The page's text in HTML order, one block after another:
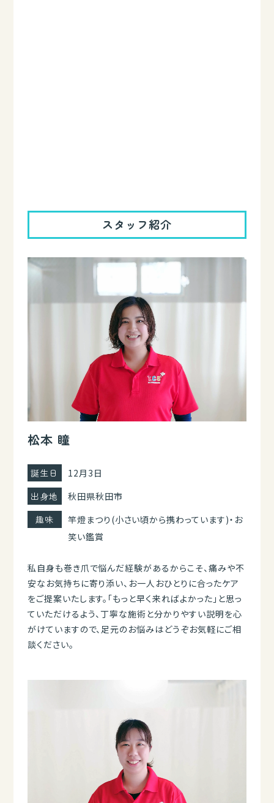
スタッフ紹介
松本 瞳
誕生日
12月3日
出身地
秋田県秋田市
趣味
竿燈まつり(小さい頃から携わっています)・お
笑い鑑賞
私自身も巻き爪で悩んだ経験があるからこそ、痛みや不
安なお気持ちに寄り添い、お一人おひとりに合ったケア
をご提案いたします。「もっと早く来ればよかった」と思っ
ていただけるよう、丁寧な施術と分かりやすい説明を心
がけていますので、足元のお悩みはどうぞお気軽にご相
談ください。